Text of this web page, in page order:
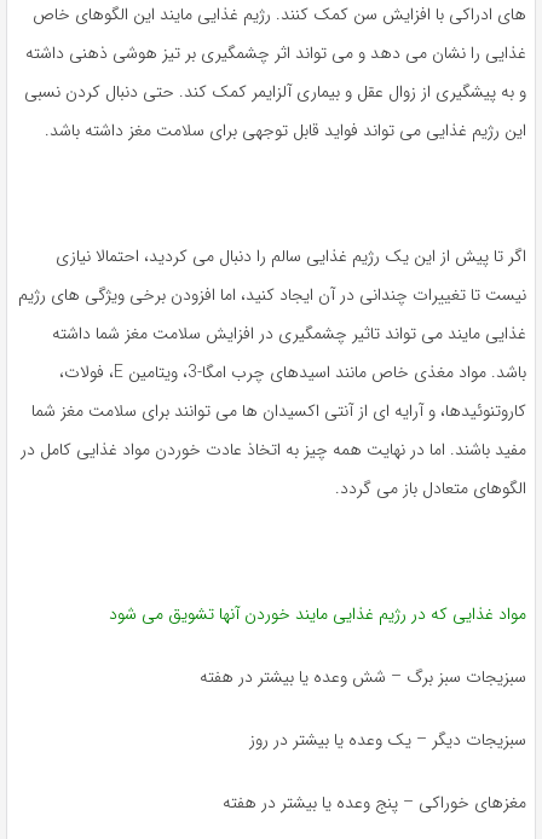
های ادراکی با افزایش سن کمک کنند. رژیم غذایی مایند این الگوهای خاص
غذایی را نشان می دهد و می تواند اثر چشمگیری بر تیز هوشی ذهنی داشته
و به پیشگیری از زوال عقل و بیماری آلزایمر کمک کند. حتی دنبال کردن نسبی
این رژیم غذایی می تواند فواید قابل توجهی برای سلامت مغز داشته باشد.
اگر تا پیش از این یک رژیم غذایی سالم را دنبال می کردید، احتمالا نیازی
نیست تا تغییرات چندانی در آن ایجاد کنید، اما افزودن برخی ویژگی های رژیم
غذایی مایند می تواند تاثیر چشمگیری در افزایش سلامت مغز شما داشته
باشد. مواد مغذی خاص مانند اسیدهای چرب امگا-3، ویتامین E، فولات،
کاروتنوئیدها، و آرایه ای از آنتی اکسیدان ها می توانند برای سلامت مغز شما
مفید باشند. اما در نهایت همه چیز به اتخاذ عادت خوردن مواد غذایی کامل در
الگوهای متعادل باز می گردد.
مواد غذایی که در رژیم غذایی مایند خوردن آنها تشویق می شود
سبزیجات سبز برگ – شش وعده یا بیشتر در هفته
سبزیجات دیگر – یک وعده یا بیشتر در روز
مغزهای خوراکی – پنج وعده یا بیشتر در هفته